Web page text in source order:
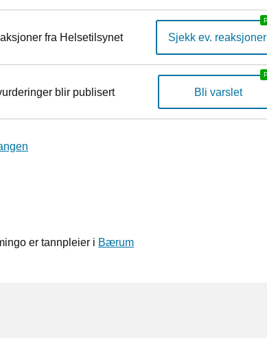
fra Helsetilsynet Sjekk ev. reaksjoner
blir publisert Bli varslet
er tannpleier i Bærum